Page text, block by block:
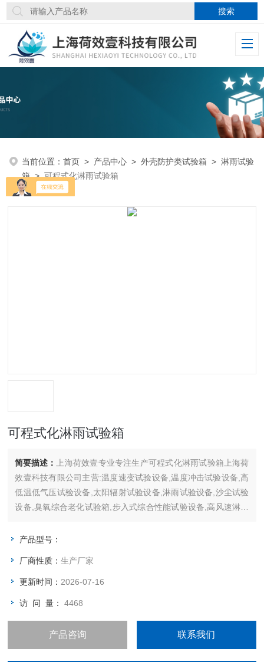
当前位置：首页 > 产品中心 >外壳防护类试验箱 >淋雨试验
箱>可程式化淋雨试验箱
可程式化淋雨试验箱
简要描述：
上海荷效壹专业专注生产可程式化淋雨试验箱上海荷
效壹科技有限公司主营:温度速变试验设备,温度冲击试验设备,高
低温低气压试验设备,太阳辐射试验设备,淋雨试验设备,沙尘试验
设备,臭氧综合老化试验箱,步入式综合性能试验设备,高风速淋雨
产品型号：
厂商性质：生产厂家
更新时间： 2026-07-16
访 问 量：4468
产品咨询 联系我们